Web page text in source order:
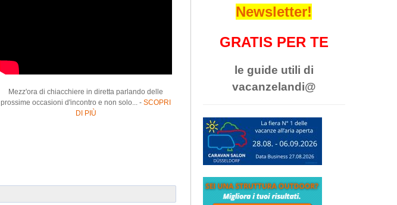
Mezz'ora di chiacchiere in diretta parlando delle
prossime occasioni d'incontro e non solo... -SCOPRI
DI PIÙ
Newsletter!
GRATIS PER TE
le guide utili di
vacanzelandi@